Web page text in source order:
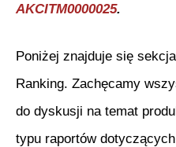
AKCITM0000025.
Poniżej znajduje się
Ranking. Zachęcamy
do dyskusji na temat
typu raportów